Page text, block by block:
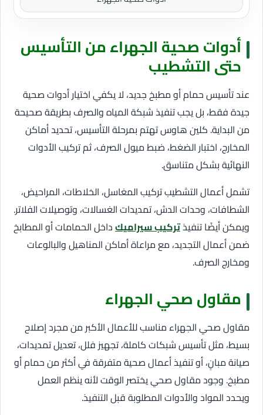
أدوات صحية الجهراء من التأسيس
حتى التشطيب
عند تأسيس حمام أو مطبخ جديد، لا يكفي اختيار أدوات صحية
جيدة فقط، بل يجب تنفيذ شبكة المياه والصرف بطريقة صحيحة
من البداية. كلين هاوس تهتم بمرحلة التأسيس، تحديد أماكن
المخارج، اختبار الضغط، ضبط ميول الصرف، ثم تركيب الأدوات
النهائية بشكل متناسق.
تشمل أعمال التشطيب تركيب المغاسل، الخلاطات، المراحيض،
الشطافات، وحدات الدش، تمديدات الغسالات، وتوصيلات الفلاتر.
ويمكن أيضًا تنفيذتركيب سيراميكداخل الحمامات أو المطابخ
ضمن أعمال التجديد، مع مراعاة أماكن المناهيل والبالوعات
ومخارج الصرف.
مقاول صحي الجهراء
مقاول صحي الجهراء مناسب للأعمال الأكبر من مجرد إصلاح
بسيط، مثل تأسيس شبكات كاملة، تجهيز فلل، تعديل تمديدات،
صيانة مبانٍ، أو تنفيذ أعمال صحية متفرقة في أكثر من حمام أو
مطبخ. وجود مقاول صحي يختصر الوقت لأنه ينظم العمل
ويحدد المواد والأدوات المطلوبة قبل التنفيذ.